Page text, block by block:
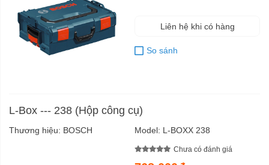
Liên hệ khi có hàng
So sánh
L-Box --- 238 (Hộp công cụ)
Thương hiệu: BOSCH Model: L-BOXX 238
Chưa có đánh giá